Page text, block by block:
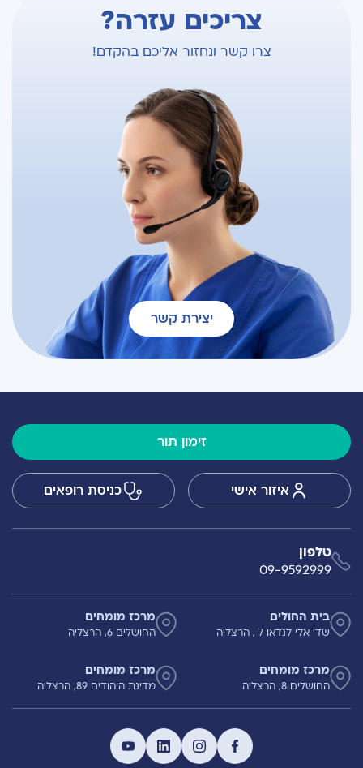
צריכים עזרה?
צרו קשר ונחזור אליכם בהקדם!
יצירת קשר
זימון תור
איזור אישי כניסת רופאים
טלפון
09-9592999
בית החולים
שד' אלי לנדאו 7 , הרצליה
מרכז מומחים
החושלים 6, הרצליה
מרכז מומחים
החושלים 8, הרצליה
מרכז מומחים
מדינת היהודים 89, הרצליה